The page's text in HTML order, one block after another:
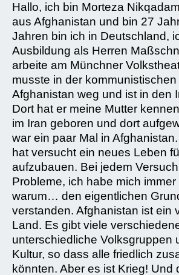
Hallo, ich bin Morteza
aus Afghanistan und bin 27
Jahren bin ich in Deutschland,
Ausbildung als Herren
arbeite am Münchner
musste in der
Afghanistan weg und ist in den
Dort hat er meine Mutter
im Iran geboren und dort
war ein paar Mal in
hat versucht ein neues Leben
aufzubauen. Bei jedem
Probleme, ich habe mich immer
warum… den eigentlichen
verstanden. Afghanistan ist ein
Land. Es gibt viele
unterschiedliche Volksgruppen
Kultur, so dass alle friedlich
könnten. Aber es ist Krieg! Und